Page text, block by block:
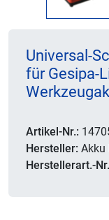
Universal-
für Gesipa-
Artikel-Nr.:
Hersteller: Akku
Herstellerart.-